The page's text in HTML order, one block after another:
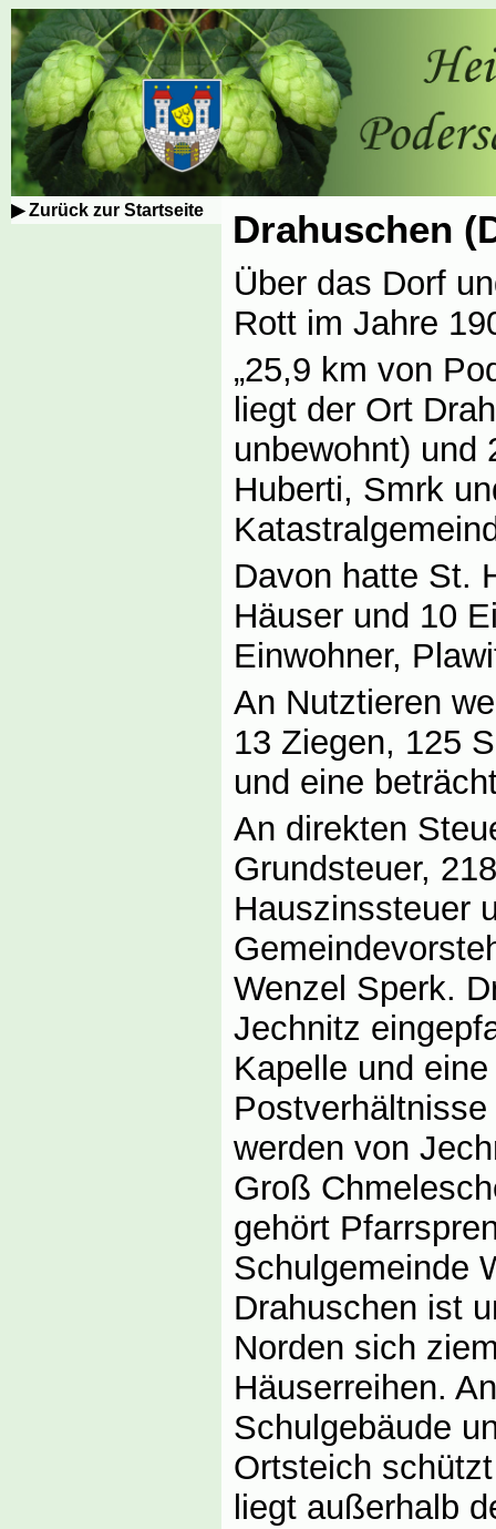
Zurück zur Startseite Drahuschen
Über das Dorf
Rott im Jahre
„25,9 km von
liegt der Ort
unbewohnt) und
Huberti, Smrk
Davon hatte St.
Häuser und 10
Einwohner,
An Nutztieren
13 Ziegen, 125
und eine
An direkten
Grundsteuer,
Hauszinssteuer
Wenzel Sperk.
Jechnitz
Kapelle und
werden von
Groß
gehört
Schulgemeinde
Drahuschen ist
Norden sich
Häuserreihen.
Schulgebäude
Ortsteich
liegt außerhalb